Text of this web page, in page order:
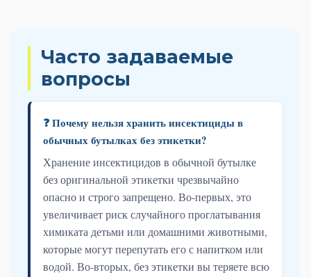
Часто задаваемые
вопросы
❓ Почему нельзя хранить инсектициды в
обычных бутылках без этикетки?
Хранение инсектицидов в обычной бутылке
без оригинальной этикетки чрезвычайно
опасно и строго запрещено. Во-первых, это
увеличивает риск случайного проглатывания
химиката детьми или домашними животными,
которые могут перепутать его с напитком или
водой. Во-вторых, без этикетки вы теряете всю